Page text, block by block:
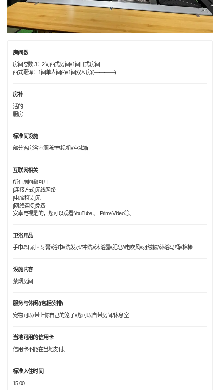
房间数
房间总数 3：2间西式房间//1间日式房间
西式翻译：1间单人间(-)//1间双人房((――――)
房补
活的
厨房
标准间设施
部分客房浴室厕所//电视机//空冰箱
互联网相关
所有房间都可用
[连接方式]无线网络
[电脑租赁]无
[网络连接]免费
安卓电视是的，您可以观看YouTube 、 Prime Video等。
卫浴用品
手巾//牙刷・牙膏//浴巾//洗发水//冲洗//沐浴露//肥皂//电吹风//羽绒被//淋浴马桶//棉棒
设施内容
禁烟房间
服务与休闲((包括安排)
宠物可以/带上你自己的笼子//您可以自带房间/休息室
当地可用的信用卡
信用卡不能在当地支付。
标准入住时间
15:00